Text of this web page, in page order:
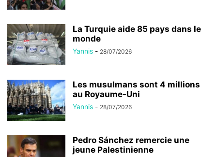
La Turquie aide 85 pays dans le
monde
Yannis - 28/07/2026
Les musulmans sont 4 millions
au Royaume-Uni
Yannis - 28/07/2026
Pedro Sánchez remercie une
jeune Palestinienne